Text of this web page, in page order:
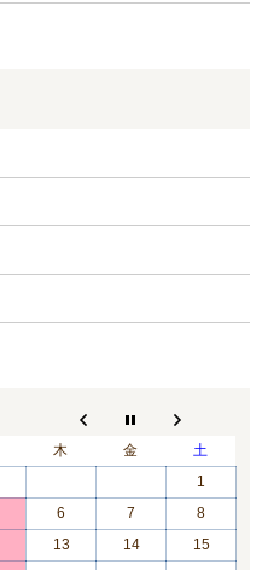
木 金
土
1
6 7
8
13 14
15